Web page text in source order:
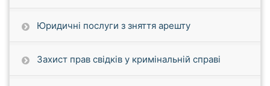
Юридичні послуги з зняття арешту
Захист прав свідків у кримінальній справі